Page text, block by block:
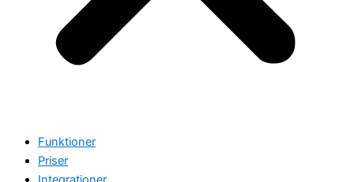
Funktioner
Priser